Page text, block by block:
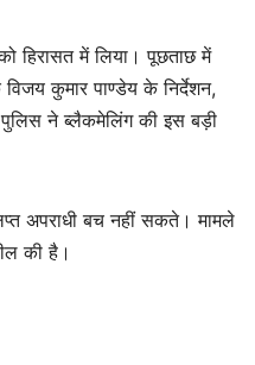
हिरासत में लिया। पूछताछ में
कुमार पाण्डेय के निर्देशन,
पुलिस ने ब्लैकमेलिंग की इस बड़ी
अपराधी बच नहीं सकते। मामले
की है।